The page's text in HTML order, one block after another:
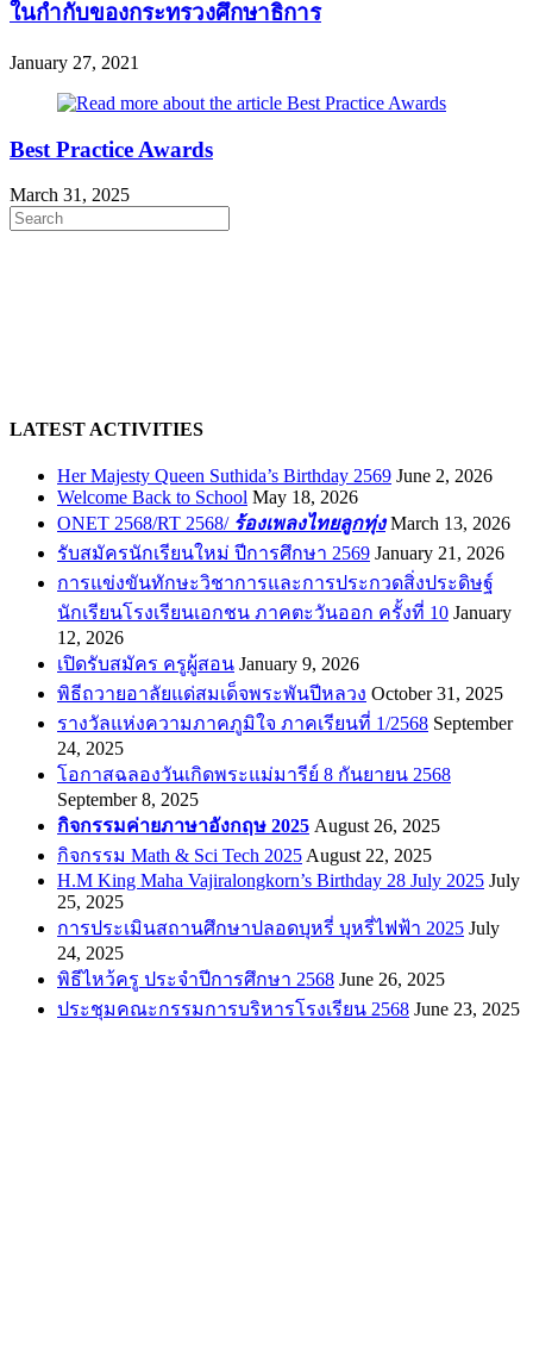
ในกำกับของกระทรวงศึกษาธิการ
January 27, 2021
Best Practice Awards
March 31, 2025
LATEST ACTIVITIES
Her Majesty Queen Suthida’s Birthday 2569 June 2, 2026
Welcome Back to School May 18, 2026
ONET 2568/RT 2568/ ร้องเพลงไทยลูกทุ่ง March 13, 2026
รับสมัครนักเรียนใหม่ ปีการศึกษา 2569 January 21, 2026
การแข่งขันทักษะวิชาการและการประกวดสิ่งประดิษฐ์
นักเรียนโรงเรียนเอกชน ภาคตะวันออก ครั้งที่ 10 January
12, 2026
เปิดรับสมัคร ครูผู้สอน January 9, 2026
พิธีถวายอาลัยแด่สมเด็จพระพันปีหลวง October 31, 2025
รางวัลแห่งความภาคภูมิใจ ภาคเรียนที่ 1/2568 September
24, 2025
โอกาสฉลองวันเกิดพระแม่มารีย์ 8 กันยายน 2568
September 8, 2025
กิจกรรมค่ายภาษาอังกฤษ 2025 August 26, 2025
กิจกรรม Math & Sci Tech 2025 August 22, 2025
H.M King Maha Vajiralongkorn’s Birthday 28 July 2025 July
25, 2025
การประเมินสถานศึกษาปลอดบุหรี่ บุหรี่ไฟฟ้า 2025 July
24, 2025
พิธีไหว้ครู ประจำปีการศึกษา 2568 June 26, 2025
ประชุมคณะกรรมการบริหารโรงเรียน 2568 June 23, 2025